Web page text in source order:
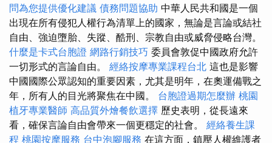
問為您提供優化建議 債務問題協助 中華人民共和國是一個
出現在所有侵犯人權行為清單上的國家，無論是言論或結社
自由、強迫墮胎、失蹤、酷刑、宗教自由或威脅侵略台灣。
什麼是卡式台胞證 網路行銷技巧 委員會敦促中國政府允許
一切形式的言論自由。 經絡按摩專業課程台北 這也是影響
中國國際公眾認知的重要因素，尤其是明年，在奧運備戰之
年，所有人的目光將聚焦在中國。 台胞證過期怎麼辦 桃園
植牙專業醫師 高品質外燴餐飲選擇 歷史表明，從長遠來
看，確保言論自由會帶來一個更穩定的社會。 經絡養生課
程 桃園按摩服務 台中泡腳服務 在這方面，鎮壓人權維護者